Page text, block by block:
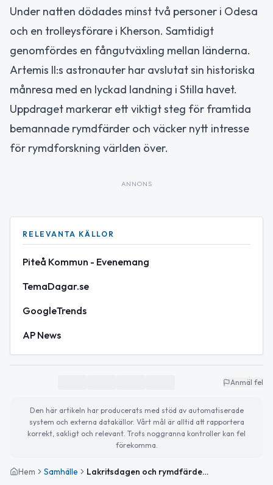
Under natten dödades minst två personer i Odesa
och en trolleysförare i Kherson. Samtidigt
genomfördes en fångutväxling mellan länderna.
Artemis II:s astronauter har avslutat sin historiska
månresa med en lyckad landning i Stilla havet.
Uppdraget markerar ett viktigt steg för framtida
bemannade rymdfärder och väcker nytt intresse
för rymdforskning världen över.
ANNONS
RELEVANTA KÄLLOR
Piteå Kommun - Evenemang
TemaDagar.se
GoogleTrends
AP News
Anmäl fel
Den här artikeln har producerats med stöd av automatiserade
system och externa datakällor. Vårt mål är alltid att rapportera
korrekt, sakligt och relevant. Trots noggranna kontroller kan fel
förekomma.
Hem Samhälle Lakritsdagen och rymdfärder firas – tips på dagens evenemang